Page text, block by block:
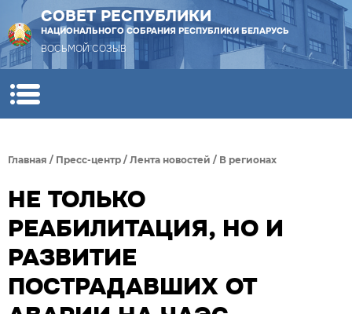
СОВЕТ РЕСПУБЛИКИ
НАЦИОНАЛЬНОГО СОБРАНИЯ РЕСПУБЛИКИ БЕЛАРУСЬ
ВОСЬМОЙ СОЗЫВ
Главная / Пресс-центр / Лента новостей / В регионах
НЕ ТОЛЬКО
РЕАБИЛИТАЦИЯ, НО И
РАЗВИТИЕ
ПОСТРАДАВШИХ ОТ